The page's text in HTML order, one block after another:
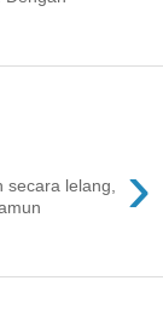
›
lelang,